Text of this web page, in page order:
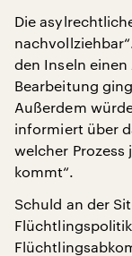
Die
den Inseln
Bearbeitung
Außerdem
informiert über
welcher
kommt“.
Schuld an der